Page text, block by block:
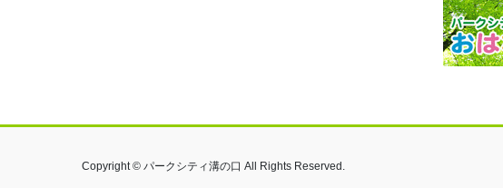
Copyright © パークシティ溝の口 All Rights Reserved.